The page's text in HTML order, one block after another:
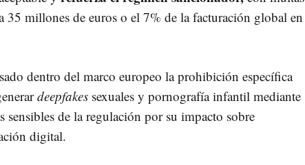
35 millones de euros o el 7% de la facturación global en
dentro del marco europeo la prohibición específica
deepfakes sexuales y pornografía infantil mediante
de la regulación por su impacto sobre
digital.